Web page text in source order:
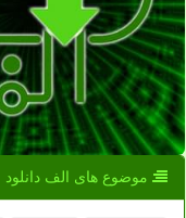
موضوع های الف دانلود